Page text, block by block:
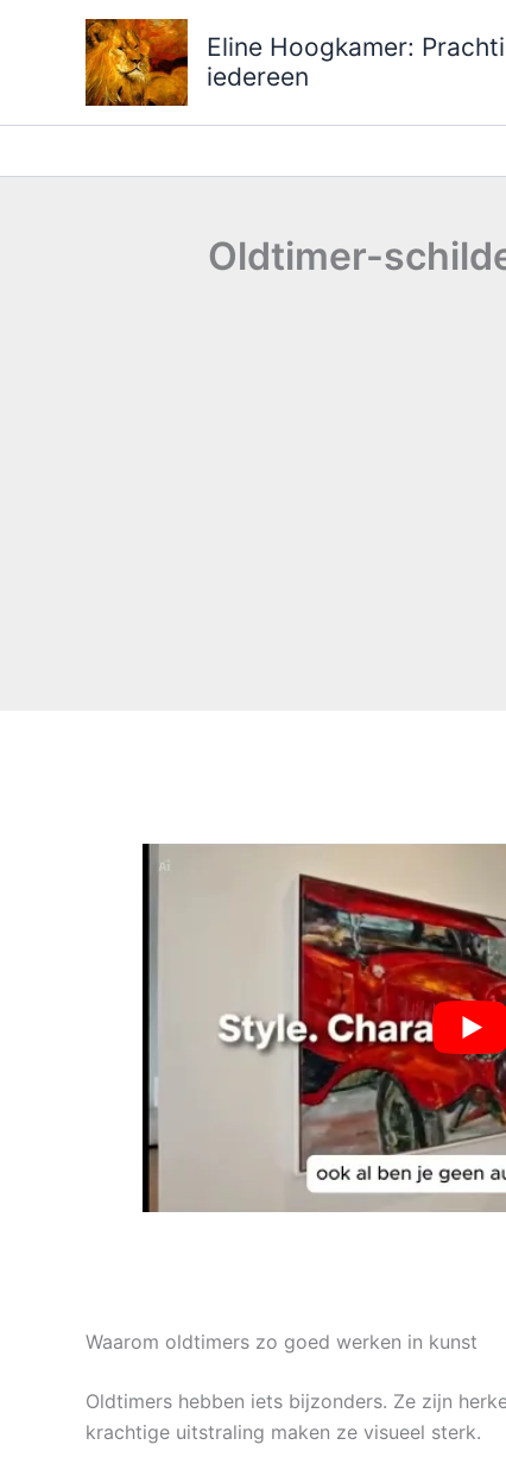
Eline Hoogkamer:
iedereen
Oldtimer-
Waarom oldtimers zo goed werken in kunst
Oldtimers hebben iets bijzonders. Ze zijn
krachtige uitstraling maken ze visueel sterk.